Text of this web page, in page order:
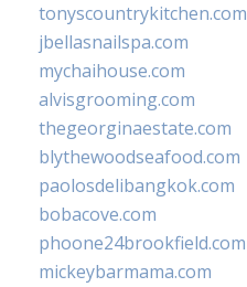
tonyscountrykitchen.com
jbellasnailspa.com
mychaihouse.com
alvisgrooming.com
thegeorginaestate.com
blythewoodseafood.com
paolosdelibangkok.com
bobacove.com
phoone24brookfield.com
mickeybarmama.com